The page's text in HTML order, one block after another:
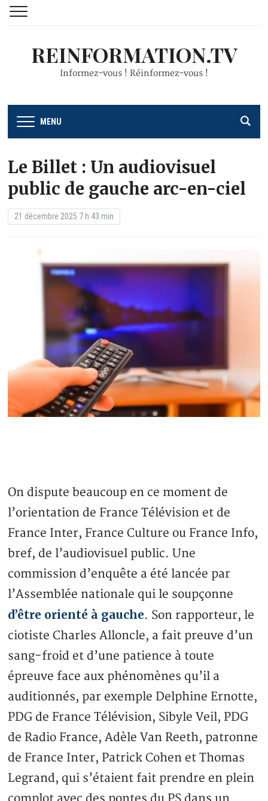
REINFORMATION.TV
Informez-vous ! Réinformez-vous !
MENU
Le Billet : Un audiovisuel
public de gauche arc-en-ciel
21 décembre 2025 7 h 43 min
On dispute beaucoup en ce moment de
l’orientation de France Télévision et de
France Inter, France Culture ou France Info,
bref, de l’audiovisuel public. Une
commission d’enquête a été lancée par
l’Assemblée nationale qui le soupçonne
d’être orienté à gauche. Son rapporteur, le
ciotiste Charles Alloncle, a fait preuve d’un
sang-froid et d’une patience à toute
épreuve face aux phénomènes qu’il a
auditionnés, par exemple Delphine Ernotte,
PDG de France Télévision, Sibyle Veil, PDG
de Radio France, Adèle Van Reeth, patronne
de France Inter, Patrick Cohen et Thomas
Legrand, qui s’étaient fait prendre en plein